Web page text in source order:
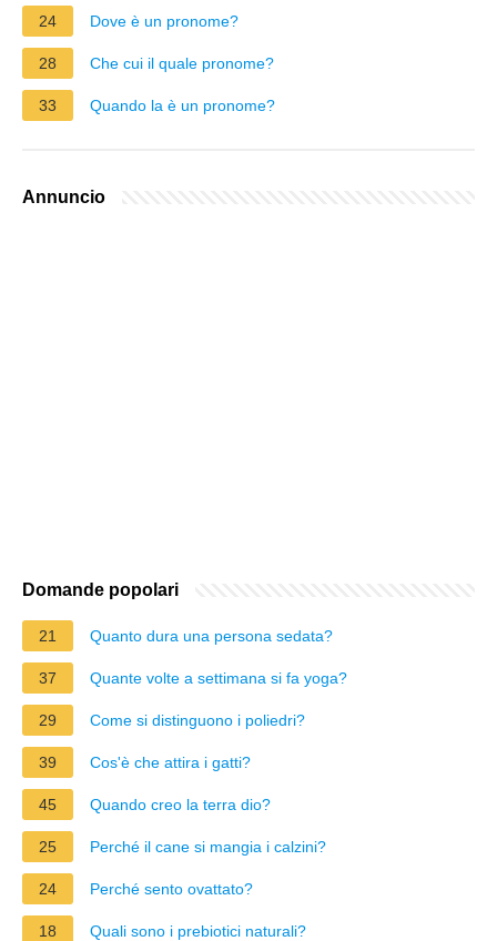
24 Dove è un pronome?
28 Che cui il quale pronome?
33 Quando la è un pronome?
Annuncio
Domande popolari
21 Quanto dura una persona sedata?
37 Quante volte a settimana si fa yoga?
29 Come si distinguono i poliedri?
39 Cos'è che attira i gatti?
45 Quando creo la terra dio?
25 Perché il cane si mangia i calzini?
24 Perché sento ovattato?
18 Quali sono i prebiotici naturali?